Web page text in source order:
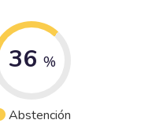
36 %
Abstención